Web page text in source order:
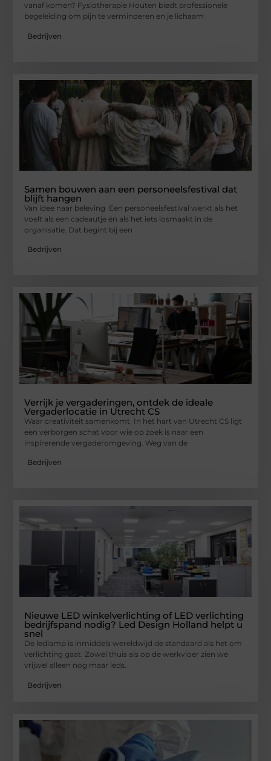
vanaf komen? Fysiotherapie Houten biedt professionele
begeleiding om pijn te verminderen en je lichaam
Bedrijven
Samen bouwen aan een personeelsfestival dat
blijft hangen
Van idee naar beleving Een personeelsfestival werkt als het
voelt als een cadeautje én als het iets losmaakt in de
organisatie. Dat begint bij een
Bedrijven
Verrijk je vergaderingen, ontdek de ideale
Vergaderlocatie in Utrecht CS
Waar creativiteit samenkomt In het hart van Utrecht CS ligt
een verborgen schat voor wie op zoek is naar een
inspirerende vergaderomgeving. Weg van de
Bedrijven
Nieuwe LED winkelverlichting of LED verlichting
bedrijfspand nodig? Led Design Holland helpt u
snel
De ledlamp is inmiddels wereldwijd de standaard als het om
verlichting gaat. Zowel thuis als op de werkvloer zien we
vrijwel alleen nog maar leds.
Bedrijven